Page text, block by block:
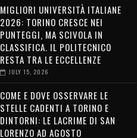
MIGLIORI UNIVERSITÀ ITALIANE
2026: TORINO CRESCE NEI
PUNTEGGI, MA SCIVOLA IN
CLASSIFICA. IL POLITECNICO
RESTA TRA LE ECCELLENZE
JULY 15, 2026
COME E DOVE OSSERVARE LE
STELLE CADENTI A TORINO E
DINTORNI: LE LACRIME DI SAN
LORENZO AD AGOSTO